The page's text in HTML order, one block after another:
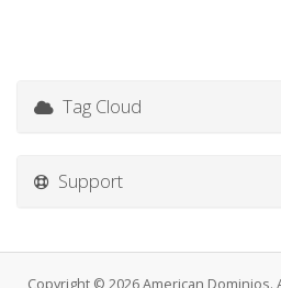
Tag Cloud
Support
Copyright © 2026 American Dominios.